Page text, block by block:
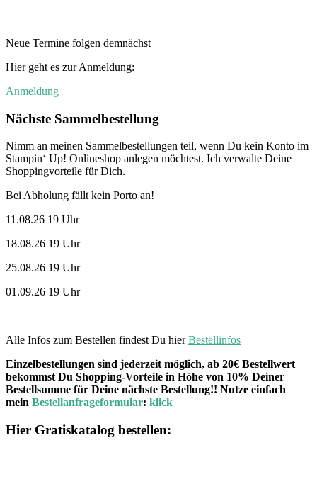
Neue Termine folgen demnächst
Hier geht es zur Anmeldung:
Anmeldung
Nächste Sammelbestellung
Nimm an meinen Sammelbestellungen teil, wenn Du kein Konto im
Stampin‘ Up! Onlineshop anlegen möchtest. Ich verwalte Deine
Shoppingvorteile für Dich.
Bei Abholung fällt kein Porto an!
11.08.26 19 Uhr
18.08.26 19 Uhr
25.08.26 19 Uhr
01.09.26 19 Uhr
Alle Infos zum Bestellen findest Du hierBestellinfos
Einzelbestellungen sind jederzeit möglich, ab 20€ Bestellwert
bekommst Du Shopping-Vorteile in Höhe von 10% Deiner
Bestellsumme für Deine nächste Bestellung!! Nutze einfach
mein Bestellanfrageformular: klick
Hier Gratiskatalog bestellen: